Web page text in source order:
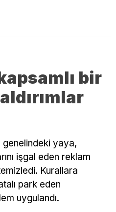
bir
yaya,
işgal eden reklam
Kurallara
park eden
uygulandı.